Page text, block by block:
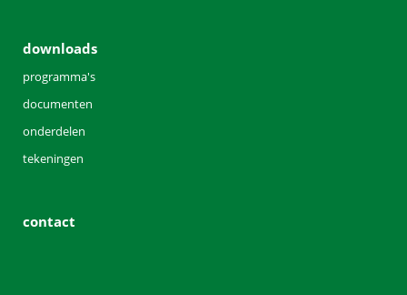
downloads
programma's
documenten
onderdelen
tekeningen
contact